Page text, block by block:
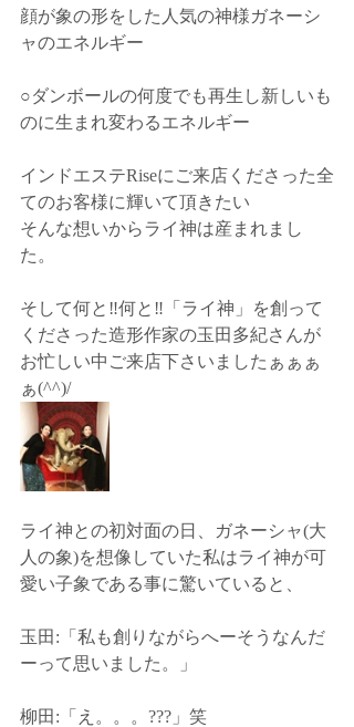
顔が象の形をした人気の神様ガネーシ
ャのエネルギー
○ダンボールの何度でも再生し新しいも
のに生まれ変わるエネルギー
インドエステRiseにご来店くださった全
てのお客様に輝いて頂きたい
そんな想いからライ神は産まれまし
た。
そして何と‼️何と‼️「ライ神」を創って
くださった造形作家の玉田多紀さんが
お忙しい中ご来店下さいましたぁぁぁ
ぁ(^^)/
ライ神との初対面の日、ガネーシャ(大
人の象)を想像していた私はライ神が可
愛い子象である事に驚いていると、﻿
玉田:「私も創りながらへーそうなんだ
ーって思いました。」﻿
柳田:「え。。。???」笑﻿